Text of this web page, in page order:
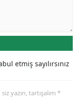
etmiş sayılırsınız
yazın, tartışalım *